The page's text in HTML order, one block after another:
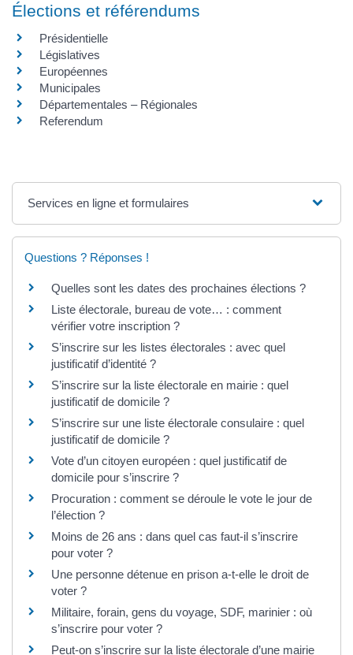
Élections et référendums
Présidentielle
Législatives
Européennes
Municipales
Départementales – Régionales
Referendum
Services en ligne et formulaires
Questions ? Réponses !
Quelles sont les dates des prochaines élections ?
Liste électorale, bureau de vote… : comment
vérifier votre inscription ?
S’inscrire sur les listes électorales : avec quel
justificatif d’identité ?
S’inscrire sur la liste électorale en mairie : quel
justificatif de domicile ?
S’inscrire sur une liste électorale consulaire : quel
justificatif de domicile ?
Vote d’un citoyen européen : quel justificatif de
domicile pour s’inscrire ?
Procuration : comment se déroule le vote le jour de
l’élection ?
Moins de 26 ans : dans quel cas faut-il s’inscrire
pour voter ?
Une personne détenue en prison a-t-elle le droit de
voter ?
Militaire, forain, gens du voyage, SDF, marinier : où
s’inscrire pour voter ?
Peut-on s’inscrire sur la liste électorale d’une mairie